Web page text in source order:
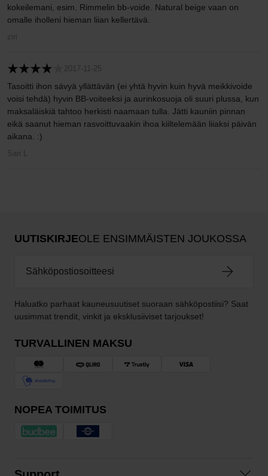
kokeilemani, esim. Rimmelin bb-voide. Natural beige vaan on
omalle iholleni hieman liian kellertävä.
ziri
2017-11-25
Tasoitti ihon sävyä yllättävän (ei yhtä hyvin kuin hyvä meikkivoide
voisi tehdä) hyvin BB-voiteeksi ja aurinkosuoja oli suuri plussa, kun
maksaläiskiä tahtoo herkisti naamaan tulla. Jätti kauniin pinnan
eikä saanut hieman rasvoittuvaakin ihoa kiiltelemään liiaksi päivän
aikana. :)
Sari L
UUTISKIRJEOLE ENSIMMÄISTEN JOUKOSSA
Haluatko parhaat kauneusuutiset suoraan sähköpostiisi? Saat
uusimmat trendit, vinkit ja eksklusiiviset tarjoukset!
TURVALLINEN MAKSU
NOPEA TOIMITUS